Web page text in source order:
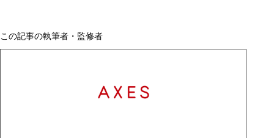
この記事の執筆者・監修者